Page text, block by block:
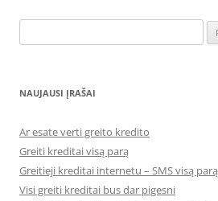
NAUJAUSI ĮRAŠAI
Ar esate verti greito kredito
Greiti kreditai visą parą
Greitieji kreditai internetu – SMS visą parą
Visi greiti kreditai bus dar pigesni